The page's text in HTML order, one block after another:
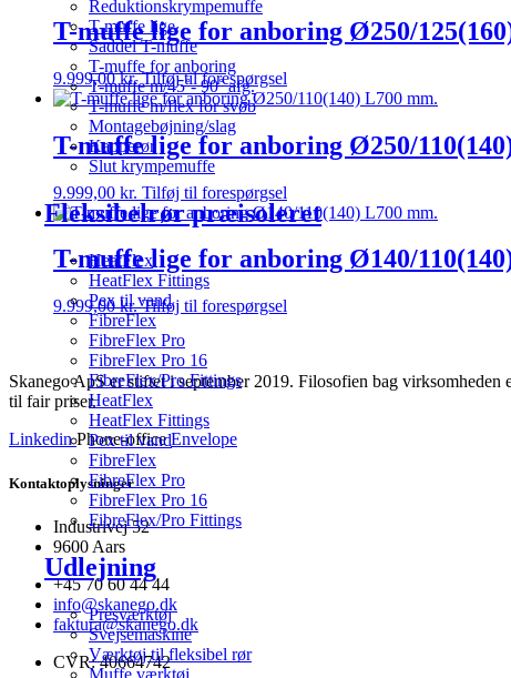
Reduktionskrympemuffe
T-muffe lige
Saddel T-muffe
T-muffe for anboring
T-muffe m/45˚- 90˚ afg.
T-muffe m/flex for svøb
Montagebøjning/slag
Kapperør
Slut krympemuffe
Fleksibelrør præisoleret
HeatFlex
HeatFlex Fittings
Pex til vand
FibreFlex
FibreFlex Pro
FibreFlex Pro 16
FibreFlex/Pro Fittings
HeatFlex
HeatFlex Fittings
Pex til vand
FibreFlex
FibreFlex Pro
FibreFlex Pro 16
FibreFlex/Pro Fittings
Udlejning
Presværktøj
Svejsemaskine
Værktøj til fleksibel rør
Muffe værktøj
T-muffe lige for anboring Ø250/
9.999,00kr. Tilføj til forespørgsel
T-muffe lige for anboring Ø250/
9.999,00 kr. Tilføj til forespørgsel
T-muffe lige for anboring Ø140/
9.999,00kr. Tilføj til forespørgsel
Skanego ApS er stiftet i september 2019. Filosofien bag
til fair priser.
Linkedin Phone-office Envelope
Kontaktoplysninger
Industrivej 52
9600 Aars
+45 70 60 44 44
info@skanego.dk
faktura@skanego.dk
CVR: 40664742